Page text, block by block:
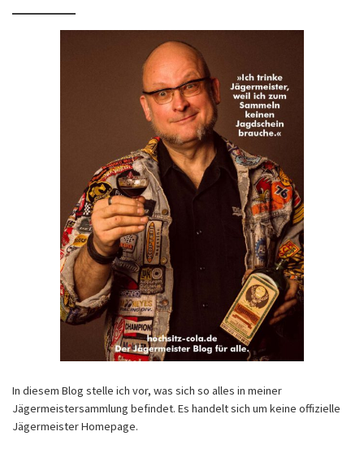
In diesem Blog stelle ich vor, was sich so alles in meiner
Jägermeistersammlung befindet. Es handelt sich um keine offizielle
Jägermeister Homepage.